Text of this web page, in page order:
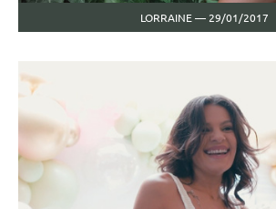
LORRAINE — 29/01/2017